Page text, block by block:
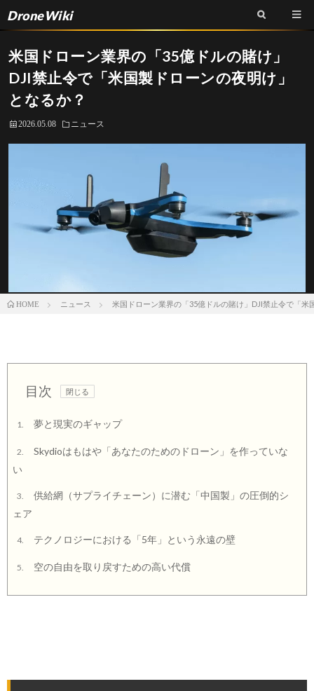
DroneWiki
米国ドローン業界の「35億ドルの賭け」
DJI禁止令で「米国製ドローンの夜明け」
となるか？
2026.05.08 ニュース
HOME ニュース 米国ドローン業界の「35億ドルの賭け」DJI禁止令で「米
目次
1. 夢と現実のギャップ
2.
Skydioはもはや「あなたのためのドローン」を作っていな
い
3.
供給網（サプライチェーン）に潜む「中国製」の圧倒的シ
ェア
4. テクノロジーにおける「5年」という永遠の壁
5. 空の自由を取り戻すための高い代償